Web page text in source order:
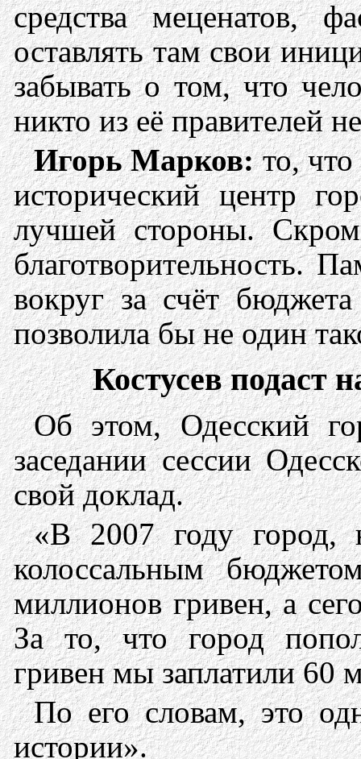
средства меценатов,
оставлять там свои
забывать о том, что
никто из её правителей
Игорь Марков:то, что
исторический центр
лучшей стороны.
благотворительность.
вокруг за счёт
позволила бы не один
Костусев подаст
Об этом, Одесский
заседании сессии
свой доклад.
«В 2007 году город,
колоссальным
миллионов гривен, а
За то, что город
гривен мы заплатили 60
По его словам, это
истории».